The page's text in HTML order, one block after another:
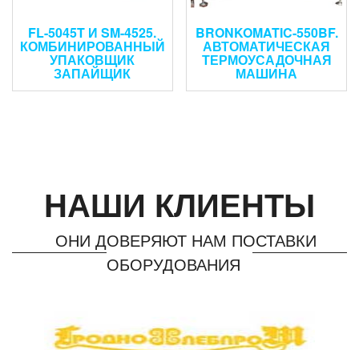
FL-5045T И SM-4525.
КОМБИНИРОВАННЫЙ
УПАКОВЩИК
ЗАПАЙЩИК
BRONKOMATIC-550BF.
АВТОМАТИЧЕСКАЯ
ТЕРМОУСАДОЧНАЯ
МАШИНА
НАШИ КЛИЕНТЫ
ОНИ ДОВЕРЯЮТ НАМ ПОСТАВКИ
ОБОРУДОВАНИЯ